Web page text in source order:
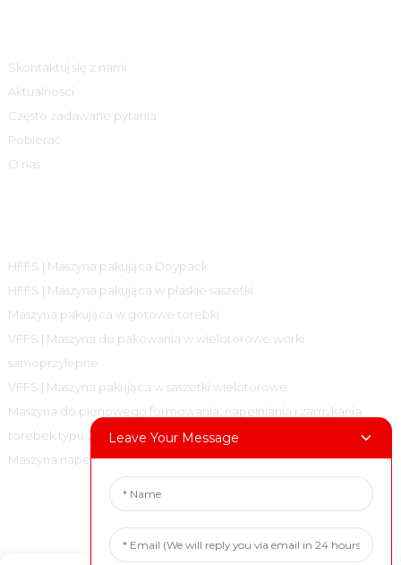
Skontaktuj się z nami
Aktualności
Często zadawane pytania
Pobierać
O nas
HFFS | Maszyna pakująca Doypack
HFFS | Maszyna pakująca w płaskie saszetki
Maszyna pakująca w gotowe torebki
VFFS | Maszyna do pakowania w wielotorowe worki
samoprzylepne
VFFS | Maszyna pakująca w saszetki wielotorowe
Maszyna do pionowego formowania, napełniania i zamykania
torebek typu „poduszka”
Maszyna napełniająca i zamykająca
Skontaktuj Się Z Nami
Tel.: +86 18717936608
Leave Your Message